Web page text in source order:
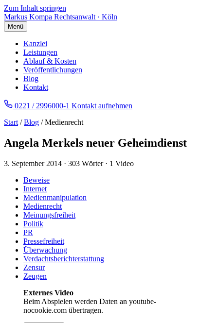
Zum Inhalt springen
Markus Kompa Rechtsanwalt · Köln
Menü
Kanzlei
Leistungen
Ablauf & Kosten
Veröffentlichungen
Blog
Kontakt
0221 / 2996000-1 Kontakt aufnehmen
Start /Blog / Medienrecht
Angela Merkels neuer Geheimdienst
3. September 2014 · 303 Wörter · 1 Video
Beweise
Internet
Medienmanipulation
Medienrecht
Meinungsfreiheit
Politik
PR
Pressefreiheit
Überwachung
Verdachtsberichterstattung
Zensur
Zeugen
Externes Video
Beim Abspielen werden Daten an youtube-
nocookie.com übertragen.